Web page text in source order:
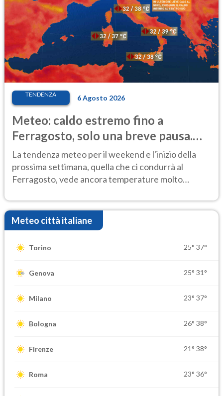
TENDENZA 6 Agosto 2026
Meteo: caldo estremo fino a
Ferragosto, solo una breve pausa.
Ecco dove
La tendenza meteo per il weekend e l'inizio della
prossima settimana, quella che ci condurrà al
Ferragosto, vede ancora temperature molto
Meteo città italiane
Torino 25° 37°
Genova 25° 31°
Milano 23° 37°
Bologna 26° 38°
Firenze 21° 38°
Roma 23° 36°